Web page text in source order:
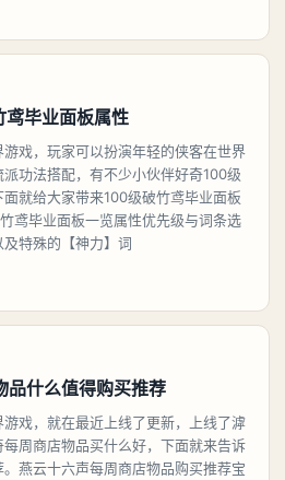
毕业面板属性
戏，玩家可以扮演年轻的侠客在世界
功法搭配，有不少小伙伴好奇100级
就给大家带来100级破竹鸢毕业面板
鸢毕业面板一览属性优先级与词条选
特殊的【神力】词
品什么值得购买推荐
戏，就在最近上线了更新，上线了滹
周商店物品买什么好，下面就来告诉
燕云十六声每周商店物品购买推荐宝